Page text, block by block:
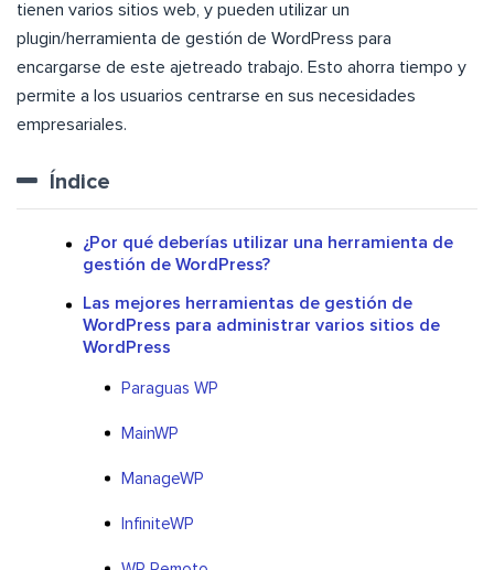
tienen varios sitios web, y pueden utilizar un
plugin/herramienta de gestión de WordPress para
encargarse de este ajetreado trabajo. Esto ahorra tiempo y
permite a los usuarios centrarse en sus necesidades
empresariales.
Índice
¿Por qué deberías utilizar una herramienta de
gestión de WordPress?
Las mejores herramientas de gestión de
WordPress para administrar varios sitios de
WordPress
Paraguas WP
MainWP
ManageWP
InfiniteWP